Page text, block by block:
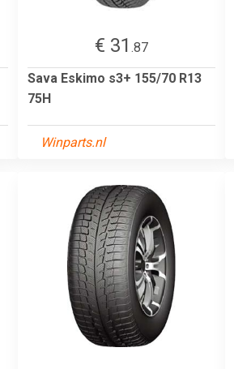
€ 31 .87
Sava Eskimo s3+ 155/70 R13
75H
Winparts.nl